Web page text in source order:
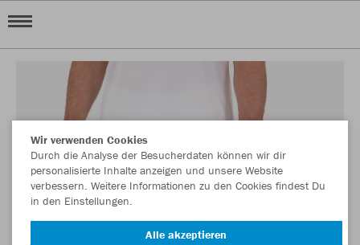
Wir verwenden Cookies
Durch die Analyse der Besucherdaten können wir dir
personalisierte Inhalte anzeigen und unsere Website
verbessern. Weitere Informationen zu den Cookies findest Du
in den Einstellungen.
Alle akzeptieren